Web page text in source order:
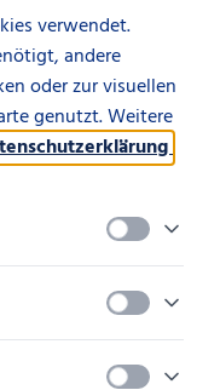
verwendet.
andere
oder zur visuellen
genutzt. Weitere
Sie
Suchen